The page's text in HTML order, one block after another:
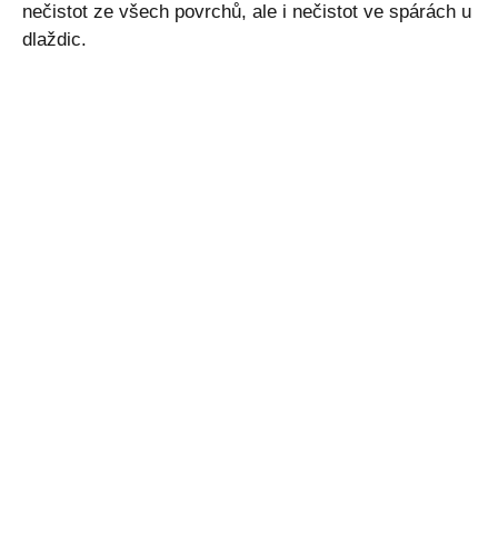
nečistot ze všech povrchů, ale i nečistot ve spárách u
dlaždic.